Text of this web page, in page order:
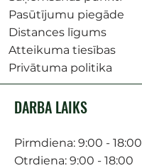
Pasūtījumu piegāde
Distances līgums
Atteikuma tiesības
Privātuma politika
DARBA LAIKS
Pirmdiena: 9:00 - 18:00
Otrdiena: 9:00 - 18:00